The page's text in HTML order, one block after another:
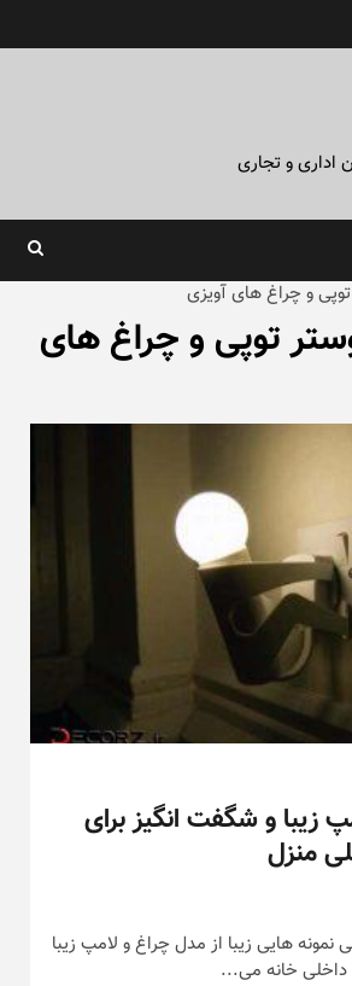
اداری و تجاری
و چراغ های آویزی
توپی و چراغ های
زیبا و شگفت انگیز برای
منزل
هایی زیبا از مدل چراغ و لامپ زیبا
داخلی خانه می...